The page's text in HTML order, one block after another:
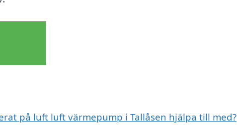
på luft luft värmepump i Tallåsen hjälpa till med?